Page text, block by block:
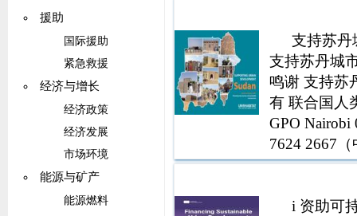
援助
国际援助
紧急救援
经济与增长
经济政策
经济发展
市场环境
能源与矿产
能源燃料
支持苏丹
支持苏丹城
鸣谢 支持苏
有 联合国人
GPO Nairobi
7624 2667
i 资助可